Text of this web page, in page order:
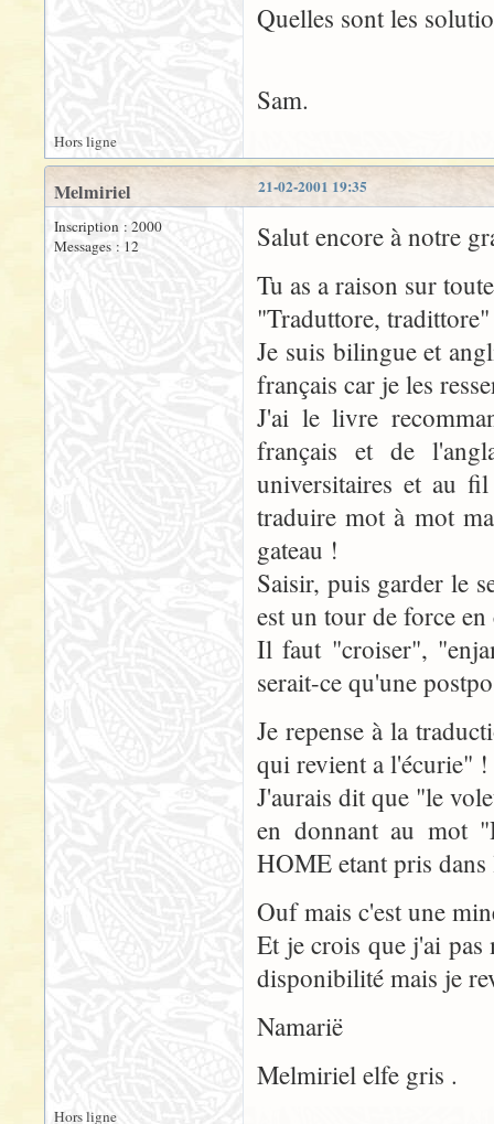
Quelles sont les
Sam.
Hors ligne
21-02-2001 19:35
Melmiriel
Inscription : 2000
Messages : 12
Salut encore à notre
Tu as a raison sur
"Traduttore,
Je suis bilingue et
français car je les
J'ai le livre
français et de
universitaires et au
traduire mot à mot
gateau !
Saisir, puis garder le
est un tour de force
Il faut "croiser",
serait-ce qu'une
Je repense à la
qui revient a l'écurie" !
J'aurais dit que "le
en donnant au mot
HOME etant pris
Ouf mais c'est une
Et je crois que j'ai pas
disponibilité mais je
Namarië
Melmiriel elfe gris .
Hors ligne